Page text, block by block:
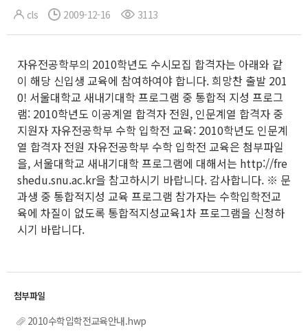
cls 2009-12-16 3113
자유전공학부의 2010학년도 수시모집 합격자는 아래와 같
이 해당 신입생 교육에 참여하여야 합니다. 희망찬 출발 201
0! 서울대학교 새내기대학 프로그램 중 통합적 지성 프로그
램: 2010학년도 이공계열 합격자 전원, 인문계열 합격자 중
지원자 자유전공학부 수학 입학전 교육: 2010학년도 인문계
열 합격자 전원 자유전공학부 수학 입학전 교육은 첨부파일
을, 서울대학교 새내기대학 프로그램에 대해서는 http://fre
shedu.snu.ac.kr을 참고하시기 바랍니다. 감사합니다. ※ 문
과생 중 통합적지성 교육 프로그램 참가자는 수학입학전교
육에 차질이 없도록 통합적지성교육1차 프로그램을 신청하
시기 바랍니다.
2010수학입학전교육안내.hwp